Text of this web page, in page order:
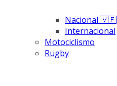
Nacional 🇻🇪
Internacional
Motociclismo
Rugby